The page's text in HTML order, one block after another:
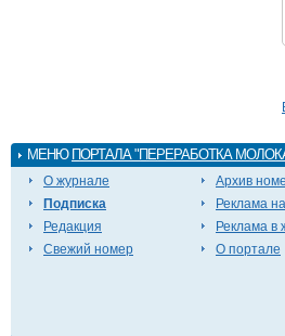
МЕНЮ ПОРТАЛА "ПЕРЕРАБОТКА
О журнале
Подписка
Редакция
Свежий номер
Архив
Реклама
Реклама в
О портале